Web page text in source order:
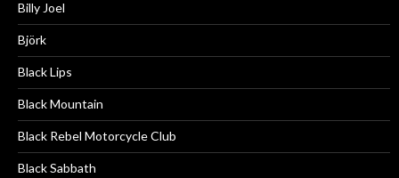
Billy Joel
Björk
Black Lips
Black Mountain
Black Rebel Motorcycle Club
Black Sabbath